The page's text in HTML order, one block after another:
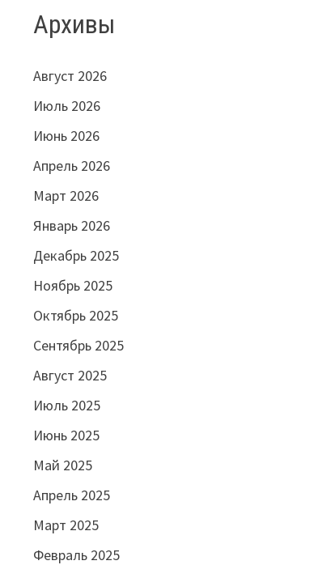
Архивы
Август 2026
Июль 2026
Июнь 2026
Апрель 2026
Март 2026
Январь 2026
Декабрь 2025
Ноябрь 2025
Октябрь 2025
Сентябрь 2025
Август 2025
Июль 2025
Июнь 2025
Май 2025
Апрель 2025
Март 2025
Февраль 2025